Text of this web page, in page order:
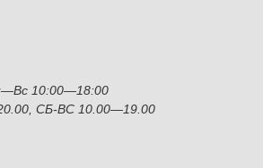
10:00—18:00
СБ-ВС 10.00—19.00